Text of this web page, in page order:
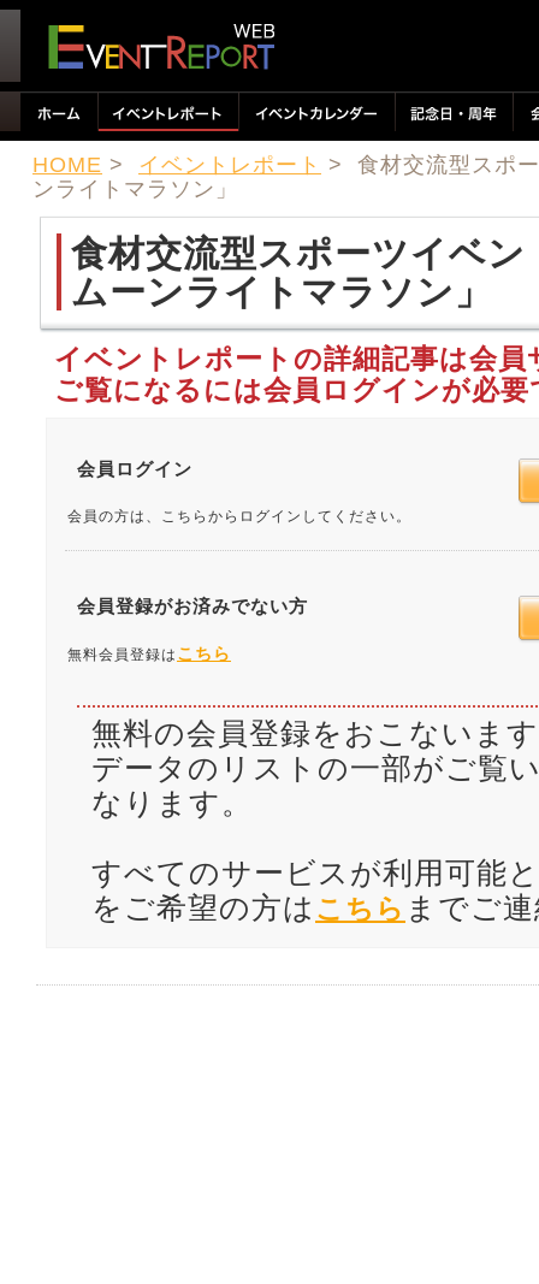
HOME > イベントレポート > 食材交流型スポ
ンライトマラソン」
食材交流型スポーツイベン
ムーンライトマラソン」
イベントレポートの詳細記事は会員
ご覧になるには会員ログインが必要
会員ログイン
会員の方は、こちらからログインしてください。
会員登録がお済みでない方
無料会員登録は こちら
無料の会員登録をおこないま
データのリストの一部がご覧
なります。
すべてのサービスが利用可能
をご希望の方は こちら までご